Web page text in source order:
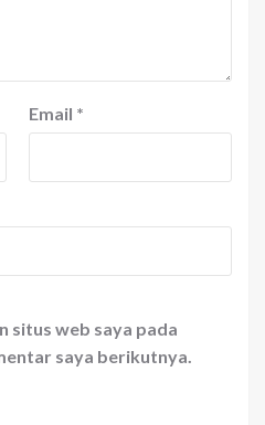
Email *
situs web saya pada
saya berikutnya.